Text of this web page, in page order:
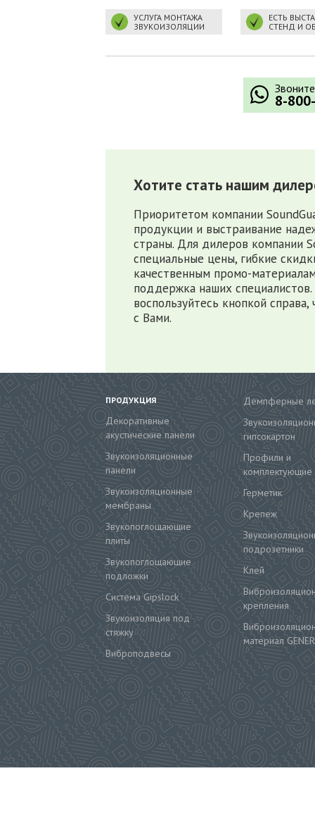
УСЛУГА МОНТАЖА
ЗВУКОИЗОЛЯЦИИ
ЕСТЬ
СТЕНД И
8-
Хотите стать нашим
Приоритетом компании
продукции и выстраивание
страны. Для дилеров компании
специальные цены, гибкие
качественным промо-
поддержка наших
воспользуйтесь кнопкой
с Вами.
ПРОДУКЦИЯ
Декоративные
акустические панели
Звукоизоляционные
панели
Звукоизоляционные
мембраны
Звукопоглощающие
плиты
Звукопоглощающие
подложки
Система Gipslock
Звукоизоляция под
стяжку
Виброподвесы
Демпферные
гипсокартон
Профили и
комплектующие
Герметик
Крепеж
подрозетники
Клей
крепления
материал